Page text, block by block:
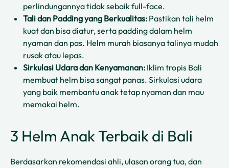
perlindungannya tidak sebaik full-face.
Tali dan Padding yang Berkualitas: Pastikan tali helm
kuat dan bisa diatur, serta padding dalam helm
nyaman dan pas. Helm murah biasanya talinya mudah
rusak atau lepas.
Sirkulasi Udara dan Kenyamanan: Iklim tropis Bali
membuat helm bisa sangat panas. Sirkulasi udara
yang baik membantu anak tetap nyaman dan mau
memakai helm.
3 Helm Anak Terbaik di Bali
Berdasarkan rekomendasi ahli, ulasan orang tua, dan